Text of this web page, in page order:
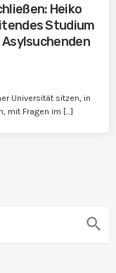
Heiko
Studium
Universität sitzen, in
mit Fragen im […]
search